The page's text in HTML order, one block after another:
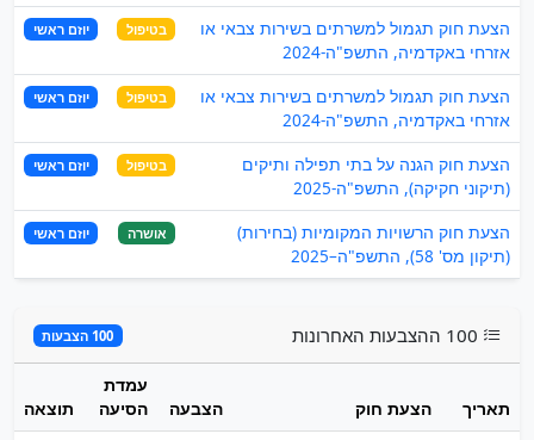
הצעת חוק תגמול למשרתים בשירות צבאי או
אזרחי באקדמיה, התשפ"ה-2024
בטיפול יוזם ראשי
הצעת חוק תגמול למשרתים בשירות צבאי או
אזרחי באקדמיה, התשפ"ה-2024
בטיפול יוזם ראשי
הצעת חוק הגנה על בתי תפילה ותיקים
(תיקוני חקיקה), התשפ"ה-2025
בטיפול יוזם ראשי
הצעת חוק הרשויות המקומיות (בחירות)
(תיקון מס' 58), התשפ"ה–2025
אושרה יוזם ראשי
100 הצבעות
תאריך הצעת חוק הצבעה
עמדת
הסיעה
תוצאה